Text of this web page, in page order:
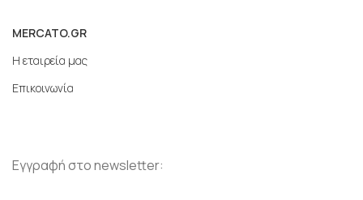
MERCATO.GR
Η εταιρεία μας
Επικοινωνία
Εγγραφή στο newsletter: